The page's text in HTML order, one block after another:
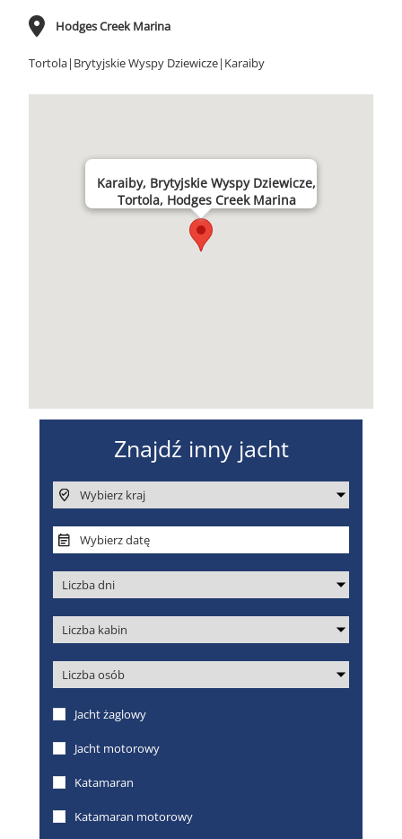
Hodges Creek Marina
Tortola|Brytyjskie Wyspy Dziewicze|Karaiby
Karaiby, Brytyjskie Wyspy Dziewicze,
Tortola, Hodges Creek Marina